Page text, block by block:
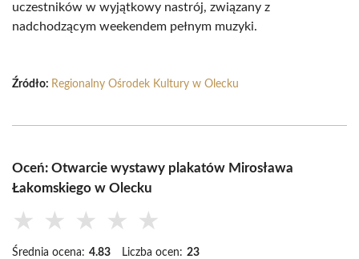
uczestników w wyjątkowy nastrój, związany z
nadchodzącym weekendem pełnym muzyki.
Źródło: Regionalny Ośrodek Kultury w Olecku
Oceń: Otwarcie wystawy plakatów Mirosława
Łakomskiego w Olecku
★ ★ ★ ★ ★
Średnia ocena: 4.83 Liczba ocen: 23